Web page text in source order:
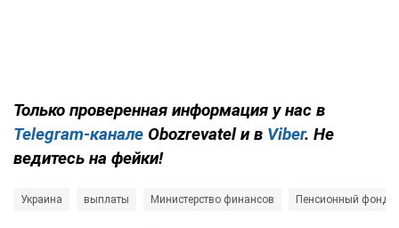
Только проверенная информация у нас в
Telegram-канале Obozrevatel и в Viber. Не
ведитесь на фейки!
Украина выплаты Министерство финансов Пенсионный фонд